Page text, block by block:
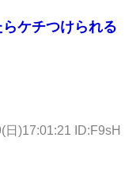
ケチつけられる
日)17:01:21 ID:F9sH